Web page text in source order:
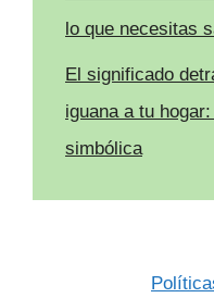
lo que necesitas
El significado
iguana a tu
simbólica